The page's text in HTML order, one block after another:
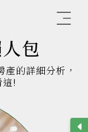
包
的詳細分析，
!